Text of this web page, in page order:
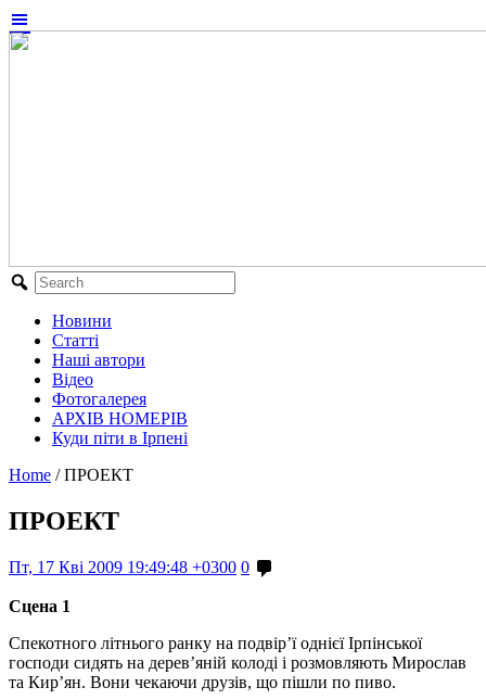
Новини
Статті
Наші автори
Відео
Фотогалерея
АРХІВ НОМЕРІВ
Куди піти в Ірпені
Home / ПРОЕКТ
ПРОЕКТ
Пт, 17 Кві 2009 19:49:48 +0300 0
Сцена 1
Спекотного літнього ранку на подвір’ї однієї Ірпінської
господи сидять на дерев’яній колоді і розмовляють Мирослав
та Кир’ян. Вони чекаючи друзів, що пішли по пиво.